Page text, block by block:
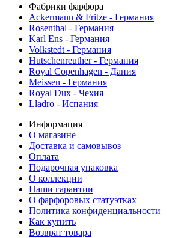
Фабрики фарфора
Ackermann & Fritze - Германия
Rosenthal - Германия
Karl Ens - Германия
Volkstedt - Германия
Hutschenreuther - Германия
Royal Copenhagen - Дания
Meissen - Германия
Royal Dux - Чехия
Lladro - Испания
Информация
О магазине
Доставка и самовывоз
Оплата
Подарочная упаковка
О коллекции
Наши гарантии
О фарфоровых статуэтках
Политика конфиденциальности
Как купить
Возврат товара